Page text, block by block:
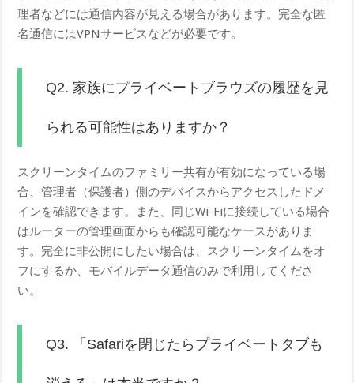
理者などには通信内容が見える場合があります。完全な匿
名通信にはVPNサービスなどが必要です。
Q2. 家族にプライベートブラウズの履歴を見
られる可能性はありますか？
スクリーンタイムのファミリー共有が有効になっている場
合、管理者（保護者）側のデバイスからアクセスしたドメ
インを確認できます。また、同じWi-Fiに接続している場合
はルーターの管理画面からも確認可能なケースがありま
す。完全に非公開にしたい場合は、スクリーンタイムをオ
フにするか、モバイルデータ通信のみで利用してくださ
い。
Q3. 「Safariを閉じたらプライベートタブも